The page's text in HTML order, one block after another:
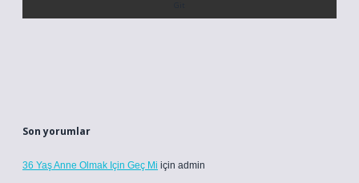
Son yorumlar
36 Yaş Anne Olmak Için Geç Mi için admin